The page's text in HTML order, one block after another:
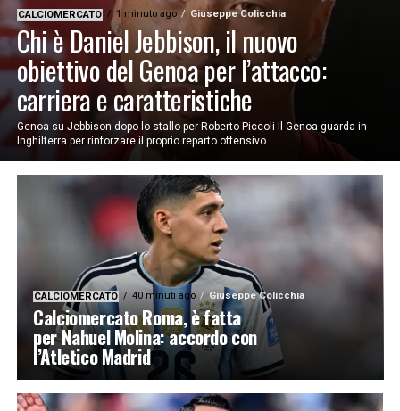
CALCIOMERCATO 1 minuto ago Giuseppe Colicchia
Chi è Daniel Jebbison, il nuovo
obiettivo del Genoa per l’attacco:
carriera e caratteristiche
Genoa su Jebbison dopo lo stallo per Roberto Piccoli Il Genoa guarda in
Inghilterra per rinforzare il proprio reparto offensivo....
CALCIOMERCATO 40 minuti ago Giuseppe Colicchia
Calciomercato Roma, è fatta
per Nahuel Molina: accordo con
l’Atletico Madrid